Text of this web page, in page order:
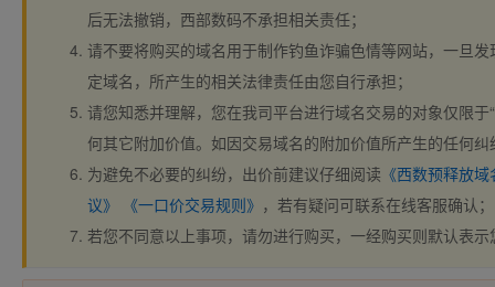
后无法撤销，西部数码不承担相关责任；
请不要将购买的域名用于制作钓鱼诈骗色情等网站，一旦
定域名，所产生的相关法律责任由您自行承担；
请您知悉并理解，您在我司平台进行域名交易的对象仅限于
何其它附加价值。如因交易域名的附加价值所产生的任何
为避免不必要的纠纷，出价前建议仔细阅读 《西数预释放
议》
《一口价交易规则》 ，若有疑问可联系在线客服确认；
若您不同意以上事项，请勿进行购买，一经购买则默认表